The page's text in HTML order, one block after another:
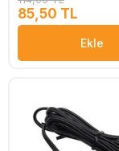
85,50 TL
Ekle